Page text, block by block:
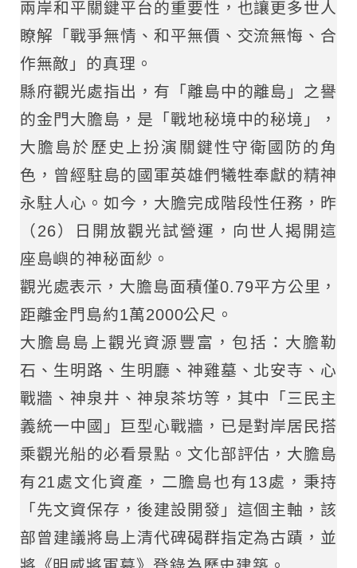
兩岸和平關鍵平台的重要性，也讓更多世人
瞭解「戰爭無情、和平無價、交流無悔、合
作無敵」的真理。
縣府觀光處指出，有「離島中的離島」之譽
的金門大膽島，是「戰地秘境中的秘境」，
大膽島於歷史上扮演關鍵性守衛國防的角
色，曾經駐島的國軍英雄們犧牲奉獻的精神
永駐人心。如今，大膽完成階段性任務，昨
（26）日開放觀光試營運，向世人揭開這
座島嶼的神秘面紗。
觀光處表示，大膽島面積僅0.79平方公里，
距離金門島約1萬2000公尺。
大膽島島上觀光資源豐富，包括：大膽勒
石、生明路、生明廳、神雞墓、北安寺、心
戰牆、神泉井、神泉茶坊等，其中「三民主
義統一中國」巨型心戰牆，已是對岸居民搭
乘觀光船的必看景點。文化部評估，大膽島
有21處文化資產，二膽島也有13處，秉持
「先文資保存，後建設開發」這個主軸，該
部曾建議將島上清代碑碣群指定為古蹟，並